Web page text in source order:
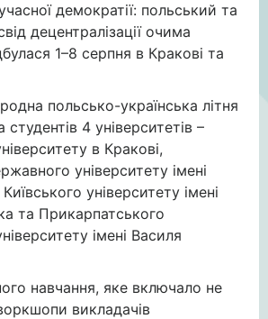
демократії: польський та
децентралізації очима
1–8 серпня в Кракові та
польсько-українська літня
4 університетів –
в Кракові,
університету імені
університету імені
та Прикарпатського
імені Василя
навчання, яке включало не
викладачів